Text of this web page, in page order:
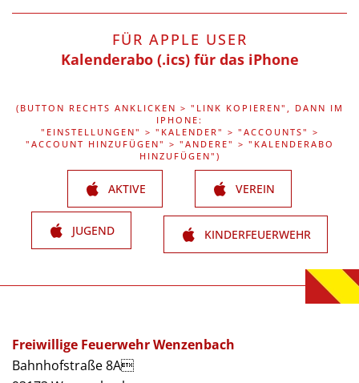
FÜR APPLE USER
Kalenderabo (.ics) für das iPhone
(BUTTON RECHTS ANKLICKEN > "LINK KOPIEREN", DANN IM
IPHONE:
"EINSTELLUNGEN" > "KALENDER" > "ACCOUNTS" >
"ACCOUNT HINZUFÜGEN" > "ANDERE" > "KALENDERABO
HINZUFÜGEN")
AKTIVE VEREIN
JUGEND KINDERFEUERWEHR
Freiwillige Feuerwehr Wenzenbach
Bahnhofstraße 8A